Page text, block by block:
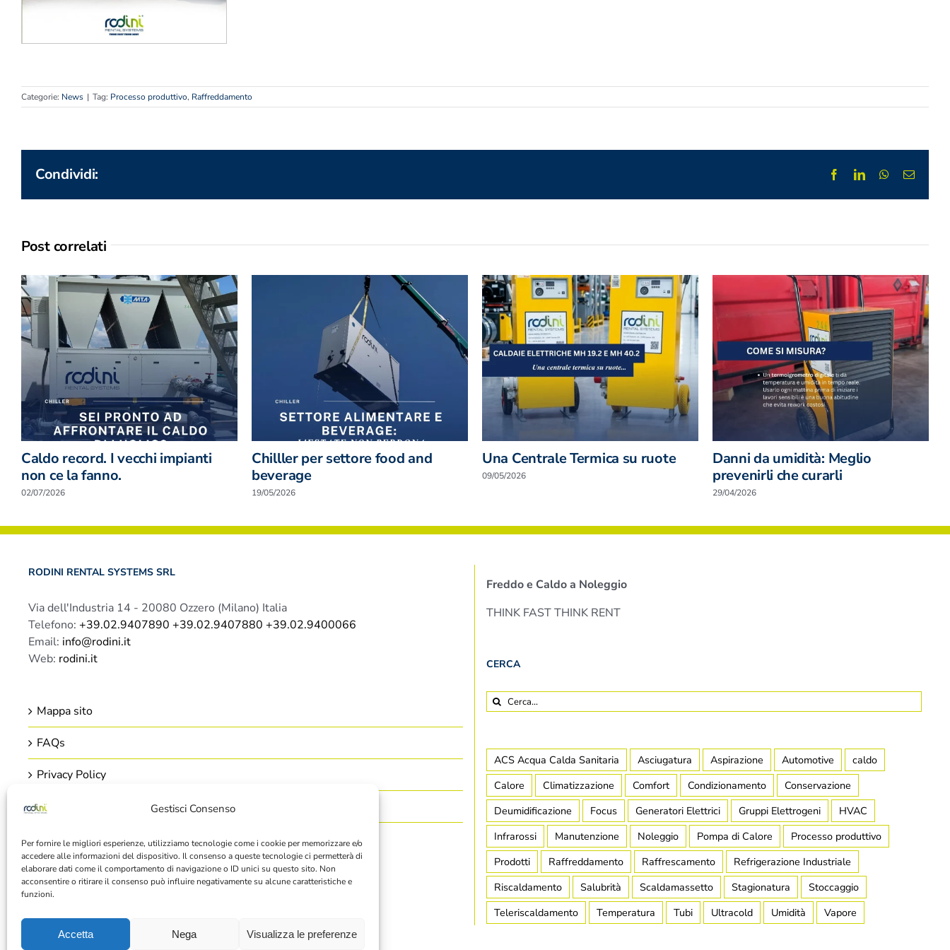
Gestisci Consenso
Per fornire le migliori esperienze, utilizziamo tecnologie come i cookie per memorizzare e/o
accedere alle informazioni del dispositivo. Il consenso a queste tecnologie ci permetterà di
elaborare dati come il comportamento di navigazione o ID unici su questo sito. Non
acconsentire o ritirare il consenso può influire negativamente su alcune caratteristiche e
funzioni.
Accetta Nega Visualizza le preferenze
Categorie: News | Tag: Processo produttivo, Raffreddamento
Condividi: FacebookLinkedInWhatsApp
Email
Post correlati
Caldo record. I vecchi impianti
non ce la fanno.
02/07/2026
Chilller per settore food and
beverage
19/05/2026
Una Centrale Termica su ruote
09/05/2026
Danni da umidità: Meglio
prevenirli che curarli
29/04/2026
RODINI RENTAL SYSTEMS SRL
Via dell'Industria 14 - 20080 Ozzero (Milano) Italia
Telefono: +39.02.9407890 +39.02.9407880 +39.02.9400066
Email: info@rodini.it
Web: rodini.it
Mappa sito
FAQs
Privacy Policy
Cookie Policy
Freddo e Caldo a Noleggio
THINK FAST THINK RENT
CERCA
Cerca
per:
ACS Acqua Calda Sanitaria Asciugatura Aspirazione Automotive
caldo
Calore
Climatizzazione Comfort Condizionamento
Conservazione
Deumidificazione
Focus Generatori Elettrici Gruppi Elettrogeni
HVAC
Infrarossi
Manutenzione Noleggio Pompa di Calore
Processo produttivo
Prodotti
Raffreddamento Raffrescamento
Refrigerazione Industriale
Riscaldamento
Salubrità Scaldamassetto Stagionatura
Stoccaggio
Teleriscaldamento
Temperatura Tubi Ultracold Umidità Vapore